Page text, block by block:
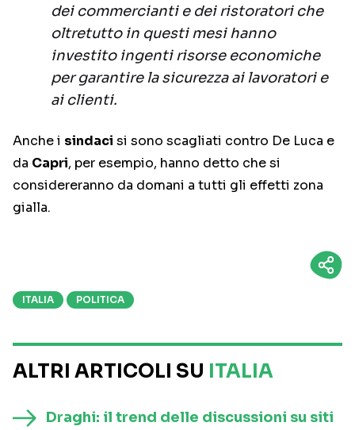
dei commercianti e dei ristoratori che
oltretutto in questi mesi hanno
investito ingenti risorse economiche
per garantire la sicurezza ai lavoratori e
ai clienti.
Anche i sindaci si sono scagliati contro De Luca e
da Capri, per esempio, hanno detto che si
considereranno da domani a tutti gli effetti zona
gialla.
ITALIA POLITICA
ALTRI ARTICOLI SU ITALIA
Draghi: il trend delle discussioni su siti